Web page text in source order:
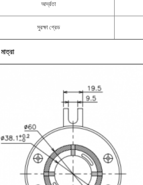
আর্দ্রতা
সুরক্ষা গ্রেড